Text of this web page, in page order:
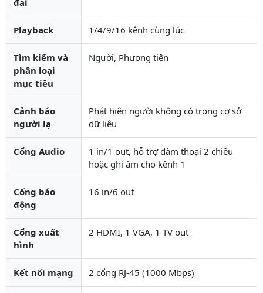
Playback 1/4/9/16 kênh cùng lúc
Tìm kiếm và
phân loại
mục tiêu
Người, Phương tiện
Cảnh báo
người lạ
Phát hiện người không có trong cơ sở
dữ liệu
Cổng Audio
1 in/1 out, hỗ trợ đàm thoại 2 chiều
hoặc ghi âm cho kênh 1
Cổng báo
động
16 in/6 out
Cổng xuất
hình
2 HDMI, 1 VGA, 1 TV out
Kết nối mạng 2 cổng RJ-45 (1000 Mbps)